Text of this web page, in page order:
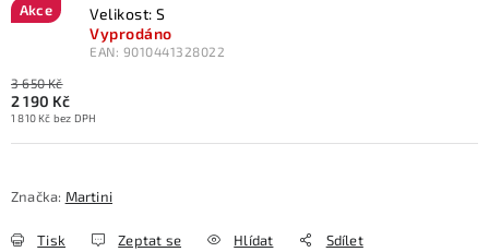
Akce
Velikost: S
Vyprodáno
EAN: 9010441328022
3 650 Kč
2 190 Kč
1 810 Kč bez DPH
Značka: Martini
Tisk Zeptat se Hlídat Sdílet